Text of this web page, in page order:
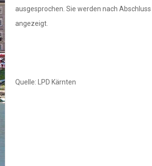
ausgesprochen. Sie werden nach
angezeigt.
Quelle: LPD Kärnten